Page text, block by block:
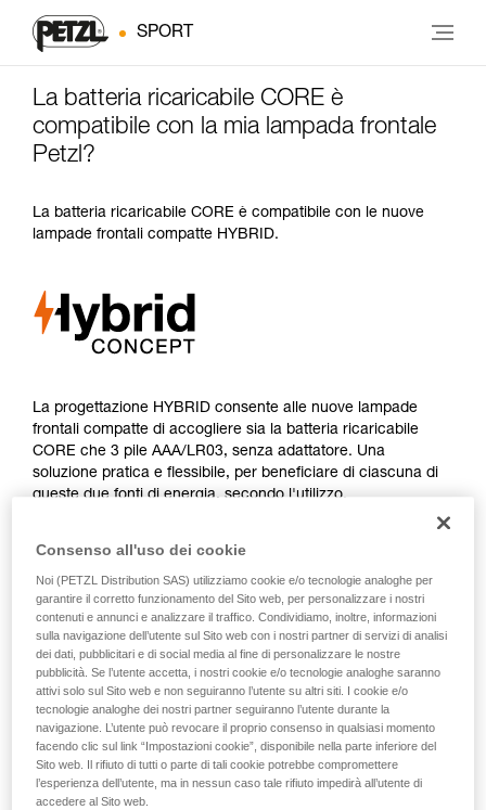
SPORT
La batteria ricaricabile CORE è
compatibile con la mia lampada frontale
Petzl?
La batteria ricaricabile CORE è compatibile con le nuove
lampade frontali compatte HYBRID.
La progettazione HYBRID consente alle nuove lampade
frontali compatte di accogliere sia la batteria ricaricabile
CORE che 3 pile AAA/LR03, senza adattatore. Una
soluzione pratica e flessibile, per beneficiare di ciascuna di
queste due fonti di energia, secondo l'utilizzo.
Per sapere se la lampada è compatibile con la batteria
Consenso all'uso dei cookie
Noi (PETZL Distribution SAS) utilizziamo cookie e/o tecnologie analoghe per
garantire il corretto funzionamento del Sito web, per personalizzare i nostri
contenuti e annunci e analizzare il traffico. Condividiamo, inoltre, informazioni
sulla navigazione dell’utente sul Sito web con i nostri partner di servizi di analisi
dei dati, pubblicitari e di social media al fine di personalizzare le nostre
pubblicità. Se l’utente accetta, i nostri cookie e/o tecnologie analoghe saranno
attivi solo sul Sito web e non seguiranno l’utente su altri siti. I cookie e/o
tecnologie analoghe dei nostri partner seguiranno l’utente durante la
navigazione. L’utente può revocare il proprio consenso in qualsiasi momento
facendo clic sul link “Impostazioni cookie”, disponibile nella parte inferiore del
Sito web. Il rifiuto di tutti o parte di tali cookie potrebbe compromettere
l’esperienza dell’utente, ma in nessun caso tale rifiuto impedirà all’utente di
accedere al Sito web.